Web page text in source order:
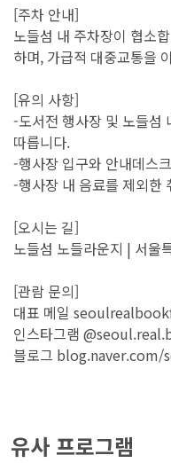
[주차 안내]
노들섬 내 주차장이 협소
하며, 가급적 대중교통을
[유의 사항]
-도서전 행사장 및 노들섬
따릅니다.
-행사장 입구와 안내데스
-행사장 내 음료를 제외한
[오시는 길]
노들섬 노들라운지 | 서울
[관람 문의]
대표 메일
인스타그램
블로그
유사 프로그램